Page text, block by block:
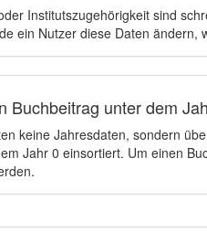
Institutszugehörigkeit sind
ein Nutzer diese Daten
Buchbeitrag unter dem
keine Jahresdaten, sondern
Jahr 0 einsortiert. Um einen